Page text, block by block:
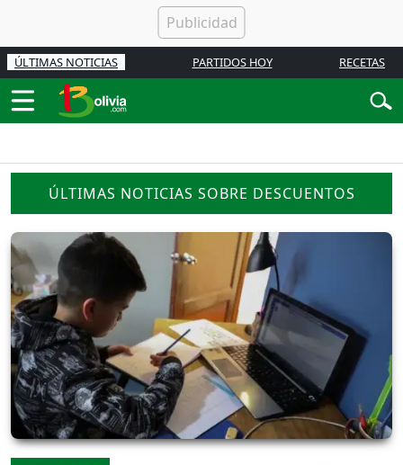
ÚLTIMAS NOTICIAS PARTIDOS HOY RECETAS
ÚLTIMAS NOTICIAS SOBRE DESCUENTOS